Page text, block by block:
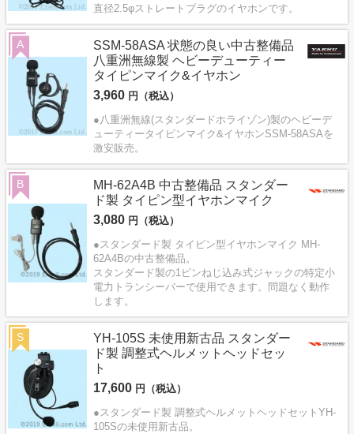
直径2.5φストレートプラグのイヤホンです。
SSM-58ASA 状態の良い中古整備品
八重洲無線製 ヘビーデューティー
タイピンマイク&イヤホン
3,960 円（税込）
●八重洲無線(スタンダードホライゾン)製のヘビーデ
ューティータイピンマイク&イヤホンSSM-58ASAを
激安販売。
A
MH-62A4B 中古整備品 スタンダー
ド製 タイピン型イヤホンマイク
3,080 円（税込）
●スタンダード製 タイピン型イヤホンマイク MH-
62A4Bの中古整備品。
スタンダード製の1ピンねじ込み式ジャックの特定小
電力トランシーバーで使用できます。問題なく動作
します。
B
YH-105S 未使用新古品 スタンダー
ド製 調整式ヘルメットヘッドセッ
ト
17,600 円（税込）
●スタンダード製 調整式ヘルメットヘッドセットYH-
105Sの未使用新古品。
S